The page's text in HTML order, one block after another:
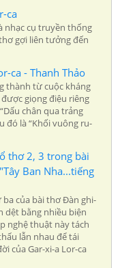
ca
nhạc cụ truyền thống
gợi liên tưởng đến
ca - Thanh Thảo
thành từ cuộc kháng
giọng điệu riêng
chân qua trảng
đó là “Khối vuông ru-
thơ 2, 3 trong bài
Ban Nha...tiếng
của bài thơ Đàn ghi-
dệt bằng nhiều biện
nghệ thuật này tách
lẫn nhau để tái
của Gar-xi-a Lor-ca